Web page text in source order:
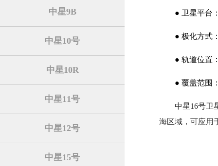
中星9B
中星10号
中星10R
中星11号
中星12号
中星15号
● 卫星平台
● 极化方式
● 轨道位置
● 覆盖范围
中星16号卫
海区域，可应用